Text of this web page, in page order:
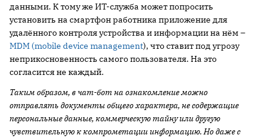
данными. К тому же ИТ-служба может попросить
установить на смартфон работника приложение для
удалённого контроля устройства и информации на нём –
MDM (mobile device management), что ставит под угрозу
неприкосновенность самого пользователя. На это
согласится не каждый.
Таким образом, в чат-бот на ознакомление можно
отправлять документы общего характера, не содержащие
персональные данные, коммерческую тайну или другую
чувствительную к компрометации информацию. Но даже с